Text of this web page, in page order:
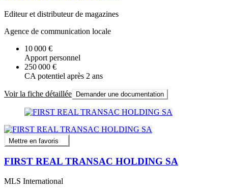
Editeur et distributeur de magazines
Agence de communication locale
10 000 €
Apport personnel
250 000 €
CA potentiel après 2 ans
Voir la fiche détaillée Demander une documentation
Mettre en favoris
FIRST REAL TRANSAC HOLDING SA
MLS International